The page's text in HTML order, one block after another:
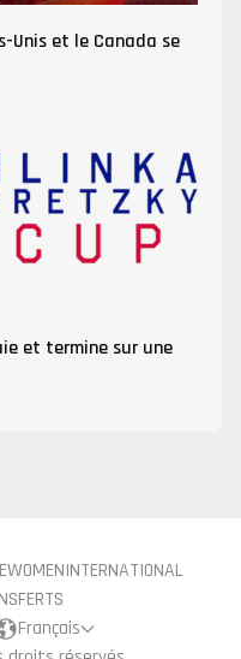
Unis et le Canada se
et termine sur une
WOMENINTERNATIONAL
Français